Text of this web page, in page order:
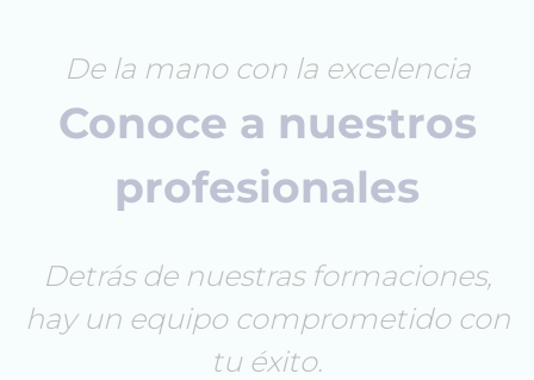
De la mano con la excelencia
Conoce a nuestros
profesionales
Detrás de nuestras formaciones,
hay un equipo comprometido con
tu éxito.